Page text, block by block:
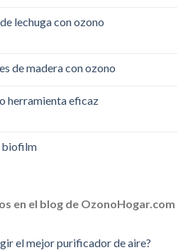
lechuga con ozono
de madera con ozono
herramienta eficaz
biofilm
en el blog de OzonoHogar.com
el mejor purificador de aire?